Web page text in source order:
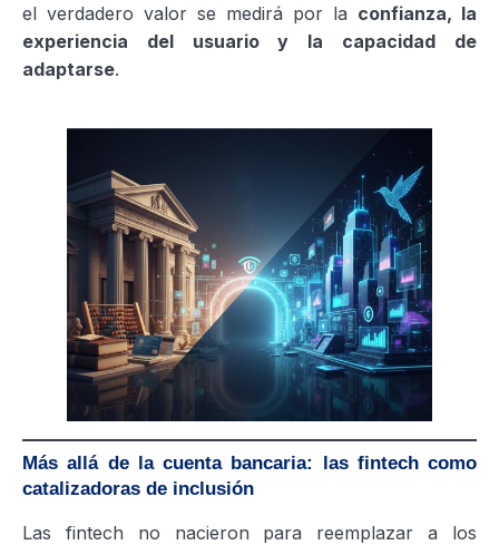
el verdadero valor se medirá por la confianza, la
experiencia del usuario y la capacidad de
adaptarse.
Más allá de la cuenta bancaria: las fintech como
catalizadoras de inclusión
Las fintech no nacieron para reemplazar a los